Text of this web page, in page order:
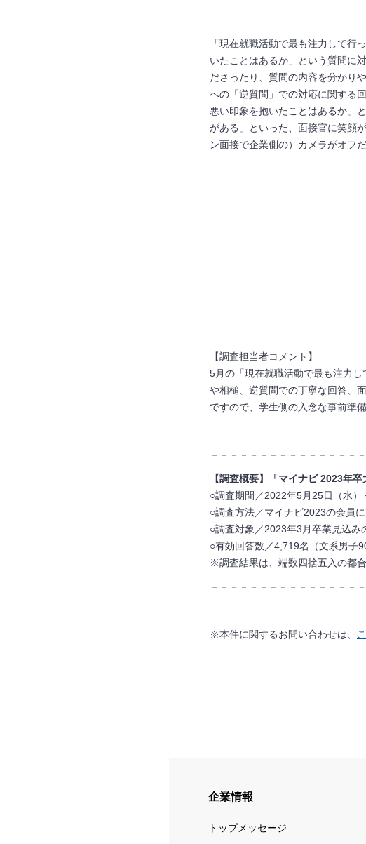
「現在就職活動で最も注力して
いたことはあるか」という質問に
ださったり、質問の内容を分かり
への「逆質問」での対応に関する
悪い印象を抱いたことはあるか」
がある」といった、面接官に笑顔
ン面接で企業側の）カメラがオフ
【調査担当者コメント】
5月の「現在就職活動で最も注力
や相槌、逆質問での丁寧な回答、
ですので、学生側の入念な事前準
－－－－－－－－－－－－－－－
【調査概要】「マイナビ2023年卒
○調査期間／2022年5月25日（水）
○調査方法／マイナビ2023の会員
○調査対象／2023年3月卒業見込み
○有効回答数／4,719名（文系男
※調査結果は、端数四捨五入の都
－－－－－－－－－－－－－－－
※本件に関するお問い合わせは、
企業情報
トップメッセージ